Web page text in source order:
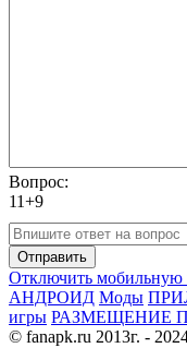
Вопрос:
11+9
Отправить
Отключить мобильную
АНДРОИД Моды
игры РАЗМЕЩЕНИЕ
© fanapk.ru 2013г. -